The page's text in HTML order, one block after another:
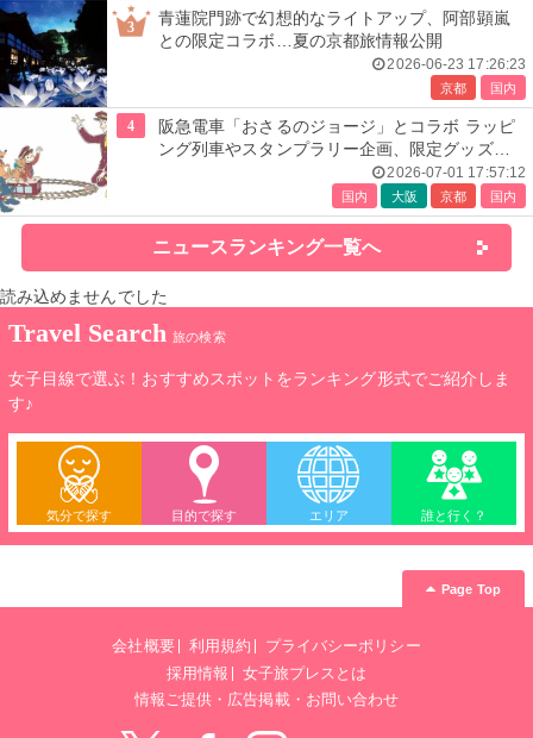
3
青蓮院門跡で幻想的なライトアップ、阿部顕嵐
との限定コラボ…夏の京都旅情報公開
2026-06-23 17:26:23
京都 国内
4
阪急電車「おさるのジョージ」とコラボ ラッピ
ング列車やスタンプラリー企画、限定グッズ全
2026-07-01 17:57:12
国内 大阪 京都 国内
ニュースランキング一覧へ
読み込めませんでした
Travel Search 旅の検索
女子目線で選ぶ！おすすめスポットをランキング形式でご紹介しま
す♪
気分で探す 目的で探す エリア 誰と行く？
Page Top
会社概要 利用規約
プライバシーポリシー
採用情報
女子旅プレスとは
情報ご提供・広告掲載・お問い合わせ